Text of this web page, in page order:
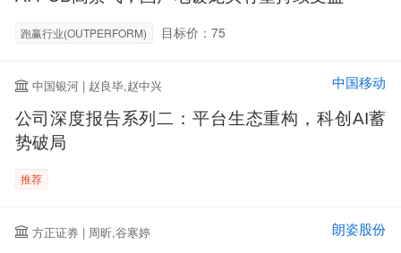
跑赢行业(OUTPERFORM) 目标价：75
中国银河 | 赵良毕,赵中兴 中国移动
公司深度报告系列二：平台生态重构，科创AI蓄
势破局
推荐
方正证券 | 周昕,谷寒婷 朗姿股份